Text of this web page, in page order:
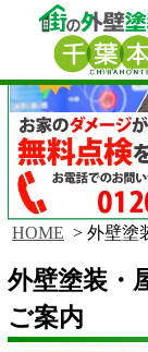
HOME 外壁塗
外壁塗装・
ご案内